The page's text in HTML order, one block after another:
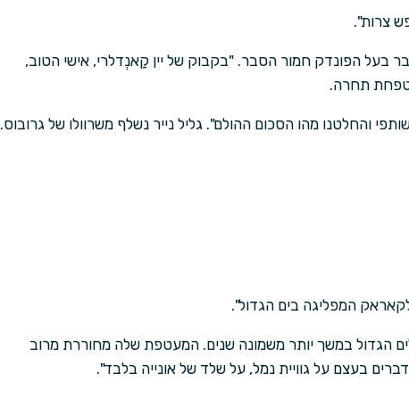
צרות".
בעל הפונדק חמור הסבר. "בקבוק של יין קַאנְדלרי, אישי הטוב,
תחרה.
והחלטנו מהו הסכום ההולם". גליל נייר נשלף משרוולו של גרובוס.
המפליגה בים הגדול".
הגדול במשך יותר משמונה שנים. המעטפת שלה מחוררת מרוב
בעצם על גוויית נמל, על שלד של אונייה בלבד".